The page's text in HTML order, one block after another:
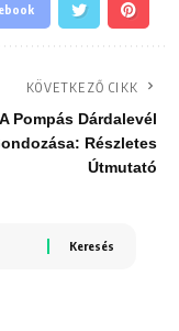
KÖVETKEZŐ CIKK
A Pompás Dárdalevél
Részletes
Útmutató